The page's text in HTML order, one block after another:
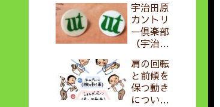
宇治田原
カントリ
ー倶楽部
（宇治田
肩の回転
と前傾を
保つ動き
について